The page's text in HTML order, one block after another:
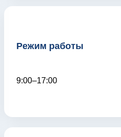
Режим работы
9:00–17:00